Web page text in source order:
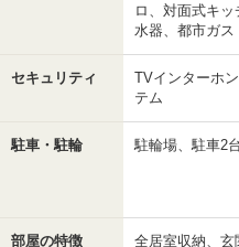
ロ、対面式キ
水器、都市ガス
セキュリティ
TVインターホ
テム
駐車・駐輪 駐輪場、駐車2
部屋の特徴 全居室収納、玄